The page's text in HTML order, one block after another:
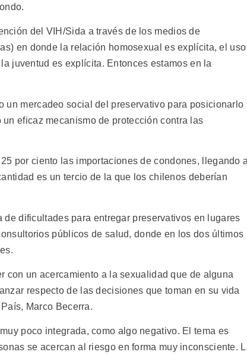
del VIH/Sida a través de los medios de
en donde la relación homosexual es explícita, el uso
juventud es explícita. Entonces estamos en la
un mercadeo social del preservativo para posicionarlo
eficaz mecanismo de protección contra las
por ciento las importaciones de condones, llegando
es un tercio de la que los chilenos deberían
dificultades para entregar preservativos en lugares
públicos de salud, donde en los dos últimos
con un acercamiento a la sexualidad que de alguna
respecto de las decisiones que toman en su vida
Marco Becerra.
poco integrada, como algo negativo. El tema es
se acercan al riesgo en forma muy inconsciente.